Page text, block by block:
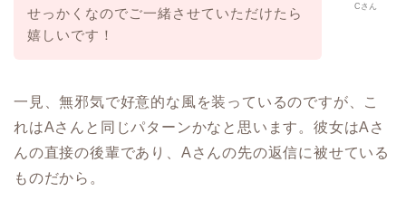
Cさん
せっかくなのでご一緒させていただけたら
嬉しいです！
一見、無邪気で好意的な風を装っているのですが、こ
れはAさんと同じパターンかなと思います。彼女はAさ
んの直接の後輩であり、Aさんの先の返信に被せている
ものだから。